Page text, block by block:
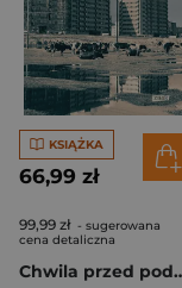
KSIĄŻKA
66,99 zł
99,99 zł - sugerowana
cena detaliczna
Chwila przed